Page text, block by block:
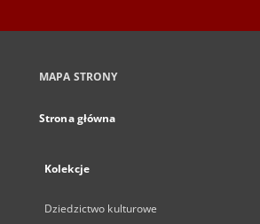
MAPA STRONY
Strona główna
Kolekcje
Dziedzictwo kulturowe